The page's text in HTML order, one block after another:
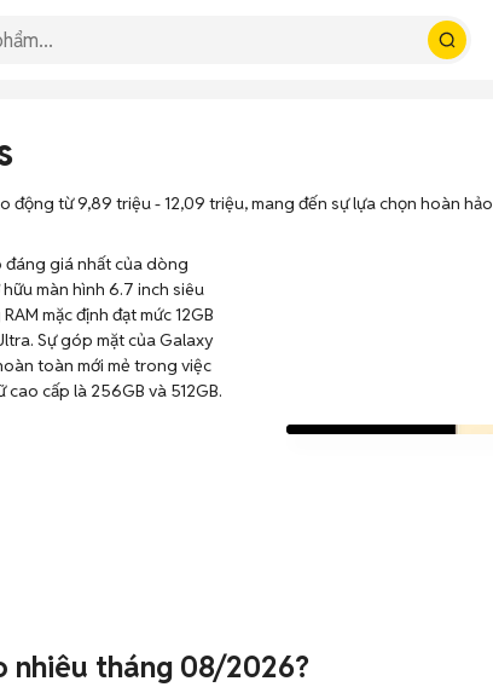
từ 9,89 triệu - 12,09 triệu, mang đến sự lựa chọn hoàn
đáng giá nhất của dòng
màn hình 6.7 inch siêu
mặc định đạt mức 12GB
Sự góp mặt của Galaxy
toàn mới mẻ trong việc
cấp là 256GB và 512GB.
nhiêu tháng 08/2026?